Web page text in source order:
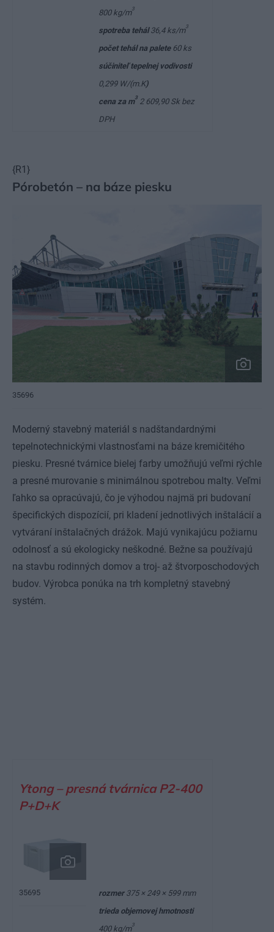
800 kg/m3
spotreba tehál36,4 ks/m3
počet tehál na palete60 ks
súčiniteľ tepelnej vodivosti
0,299 W/(m.K)
cena za m3 2 609,90 Sk bez
DPH
{R1}
Pórobetón – na báze piesku
35696
Moderný stavebný materiál s nadštandardnými
tepelnotechnickými vlastnosťami na báze kremičitého
piesku. Presné tvárnice bielej farby umožňujú veľmi rýchle
a presné murovanie s minimálnou spotrebou malty. Veľmi
ľahko sa opracúvajú, čo je výhodou najmä pri budovaní
špecifických dispozícií, pri kladení jednotlivých inštalácií a
vytváraní inštalačných drážok. Majú vynikajúcu požiarnu
odolnosť a sú ekologicky neškodné. Bežne sa používajú
na stavbu rodinných domov a troj- až štvorposchodových
budov. Výrobca ponúka na trh kompletný stavebný
systém.
Ytong – presná tvárnica P2-400
P+D+K
35695 rozmer375 × 249 × 599 mm
trieda objemovej hmotnosti
400 kg/m 3